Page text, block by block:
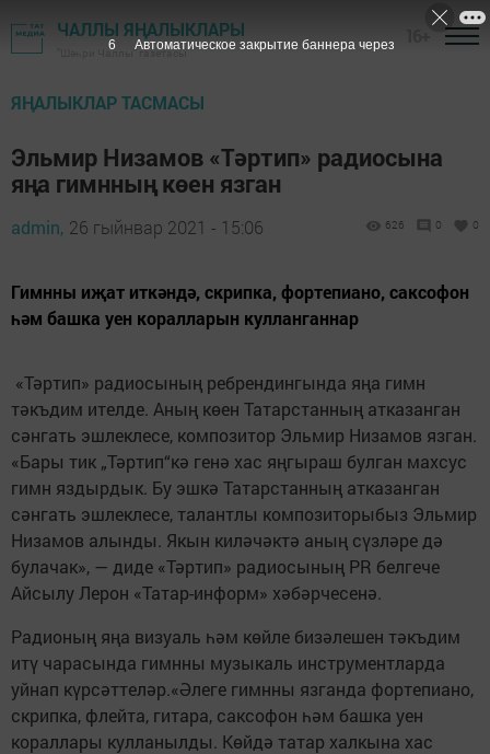
ЧАЛЛЫ ЯҢАЛЫКЛАРЫ
"Шәһри Чаллы" газетасы
ЯҢАЛЫКЛАР ТАСМАСЫ
Эльмир Низамов «Тәртип» радиосына
яңа гимнның көен язган
admin, 26 гыйнвар 2021 - 15:06 626 0 0
Гимнны иҗат иткәндә, скрипка, фортепиано, саксофон
һәм башка уен коралларын кулланганнар
«Тәртип» радиосының ребрендингында яңа гимн
тәкъдим ителде. Аның көен Татарстанның атказанган
сәнгать эшлеклесе, композитор Эльмир Низамов язган.
«Бары тик „Тәртип“кә генә хас яңгыраш булган махсус
гимн яздырдык. Бу эшкә Татарстанның атказанган
сәнгать эшлеклесе, талантлы композиторыбыз Эльмир
Низамов алынды. Якын киләчәктә аның сүзләре дә
булачак», — диде «Тәртип» радиосының PR белгече
Айсылу Лерон «Татар-информ» хәбәрчесенә.
Радионың яңа визуаль һәм көйле бизәлешен тәкъдим
итү чарасында гимнны музыкаль инструментларда
уйнап күрсәттеләр.«Әлеге гимнны язганда фортепиано,
скрипка, флейта, гитара, саксофон һәм башка уен
кораллары кулланылды. Көйдә татар халкына хас
5 Автоматическое закрытие баннера через